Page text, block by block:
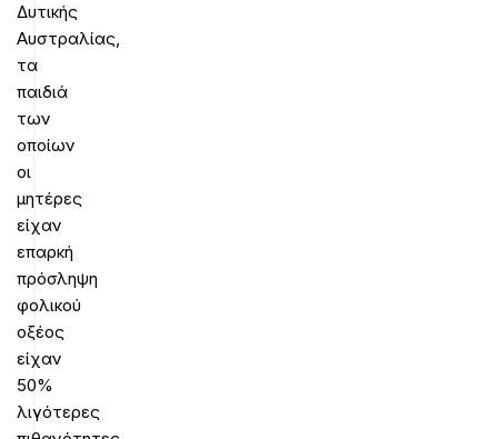
Δυτικής
Αυστραλίας,
τα
παιδιά
των
οποίων
οι
μητέρες
είχαν
επαρκή
πρόσληψη
φολικού
οξέος
είχαν
50%
λιγότερες